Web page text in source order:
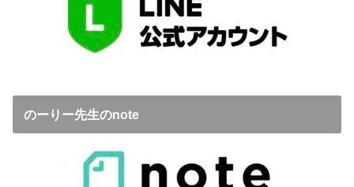
のーりー先生のnote